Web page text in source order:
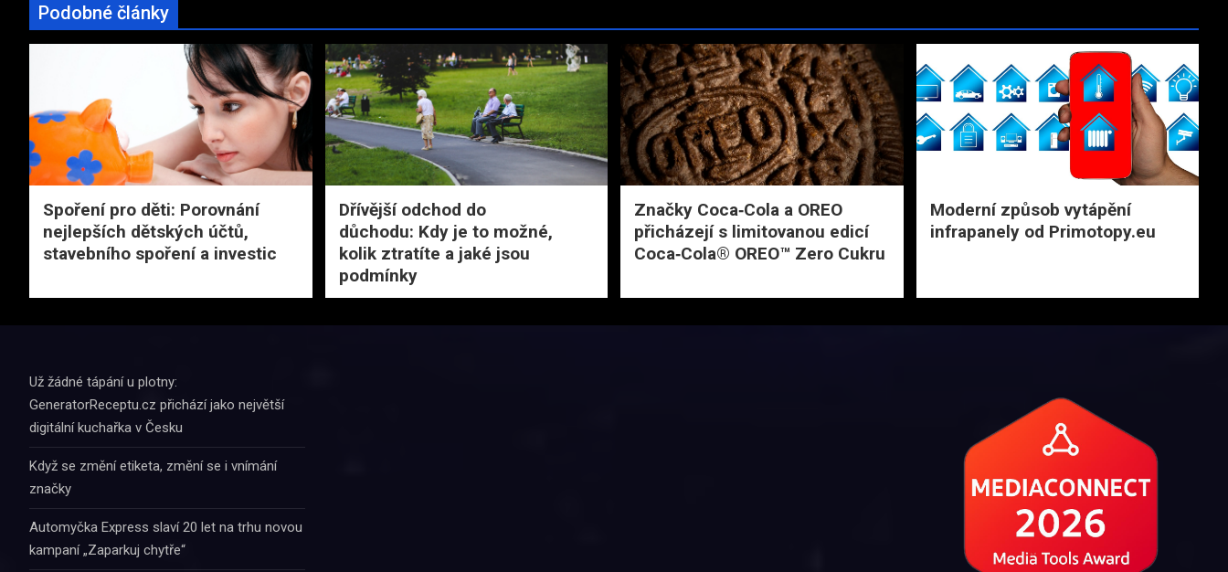
Podobné články
Spoření pro děti: Porovnání
nejlepších dětských účtů,
stavebního spoření a investic
Dřívější odchod do
důchodu: Kdy je to možné,
kolik ztratíte a jaké jsou
podmínky
Značky Coca‑Cola a OREO
přicházejí s limitovanou edicí
Coca‑Cola® OREO™ Zero Cukru
Moderní způsob vytápění
infrapanely od Primotopy.eu
Už žádné tápání u plotny:
GeneratorReceptu.cz přichází jako největší
digitální kuchařka v Česku
Když se změní etiketa, změní se i vnímání
značky
Automyčka Express slaví 20 let na trhu novou
kampaní „Zaparkuj chytře“